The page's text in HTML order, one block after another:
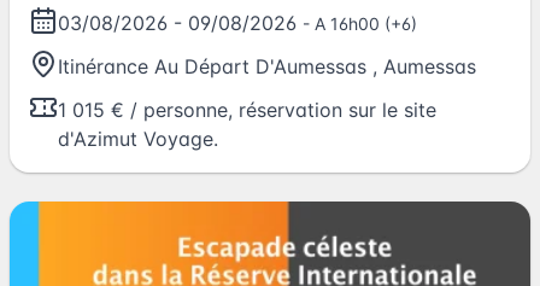
03/08/2026 - 09/08/2026 - A 16h00 (+6)
Itinérance Au Départ D'Aumessas , Aumessas
1 015 € / personne, réservation sur le site
d'Azimut Voyage.